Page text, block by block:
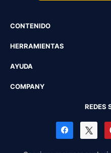
CONTENIDO
HERRAMIENTAS
AYUDA
COMPANY
REDES